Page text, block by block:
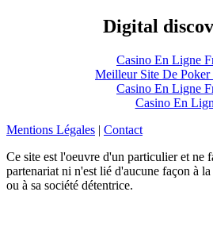
Digital
Casino En Ligne
Meilleur Site De
Casino En Ligne
Casino En
Mentions Légales | Contact
Ce site est l'oeuvre d'un particulier et ne
partenariat ni n'est lié d'aucune façon à
ou à sa société détentrice.